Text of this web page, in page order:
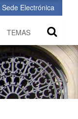
Sede Electrónica
TEMAS